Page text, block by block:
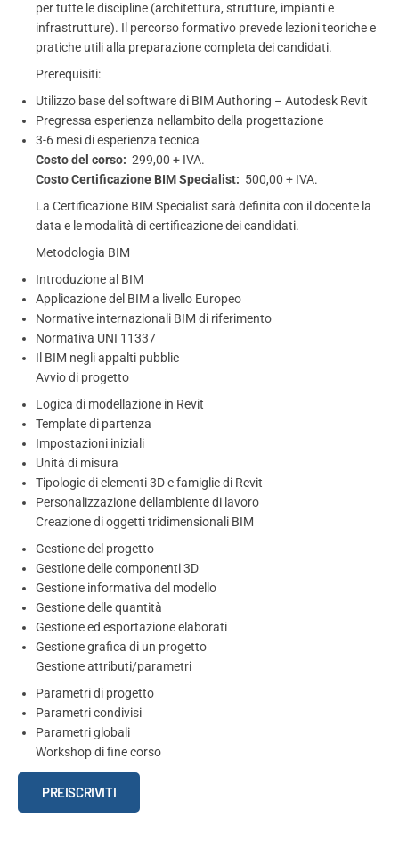
per tutte le discipline (architettura, strutture, impianti e
infrastrutture). Il percorso formativo prevede lezioni teoriche e
pratiche utili alla preparazione completa dei candidati.
Prerequisiti:
Utilizzo base del software di BIM Authoring – Autodesk Revit
Pregressa esperienza nellambito della progettazione
3-6 mesi di esperienza tecnica
Costo del corso:  299,00 + IVA.
Costo Certificazione BIM Specialist:  500,00 + IVA.
La Certificazione BIM Specialist sarà definita con il docente la
data e le modalità di certificazione dei candidati.
Metodologia BIM
Introduzione al BIM
Applicazione del BIM a livello Europeo
Normative internazionali BIM di riferimento
Normativa UNI 11337
Il BIM negli appalti pubblic
Avvio di progetto
Logica di modellazione in Revit
Template di partenza
Impostazioni iniziali
Unità di misura
Tipologie di elementi 3D e famiglie di Revit
Personalizzazione dellambiente di lavoro
Creazione di oggetti tridimensionali BIM
Gestione del progetto
Gestione delle componenti 3D
Gestione informativa del modello
Gestione delle quantità
Gestione ed esportazione elaborati
Gestione grafica di un progetto
Gestione attributi/parametri
Parametri di progetto
Parametri condivisi
Parametri globali
Workshop di fine corso
PREISCRIVITI